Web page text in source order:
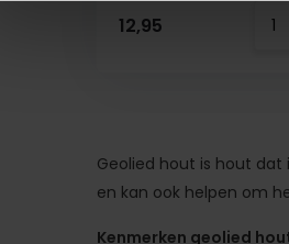
12,95
Geolied hout is hout
en kan ook helpen om
Kenmerken geolied